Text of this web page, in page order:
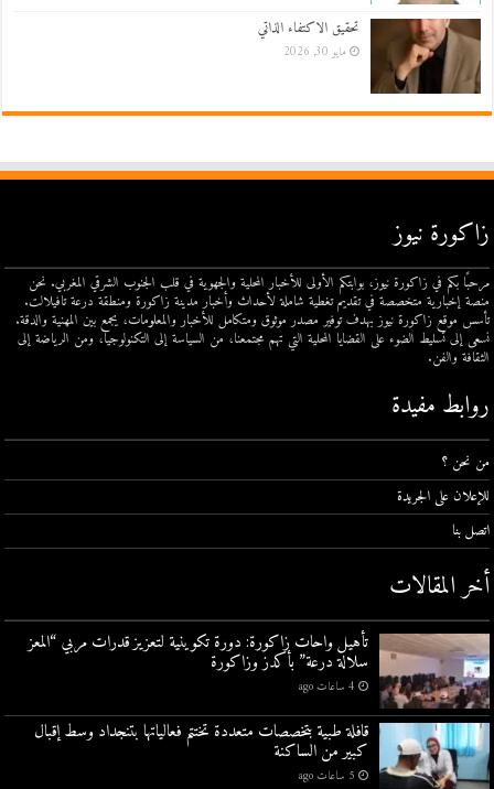
تحقيق الاكتفاء الذاتي
مايو 30, 2026
زاكورة نيوز
مرحبًا بكم في زاكورة نيوز، بوابتكم الأولى للأخبار المحلية والجهوية في قلب الجنوب الشرقي المغربي. نحن
منصة إخبارية متخصصة في تقديم تغطية شاملة لأحداث وأخبار مدينة زاكورة ومنطقة درعة تافيلالت.
تأسس موقع زاكورة نيوز بهدف توفير مصدر موثوق ومتكامل للأخبار والمعلومات، يجمع بين المهنية والدقة.
نسعى إلى تسليط الضوء على القضايا المحلية التي تهم مجتمعنا، من السياسة إلى التكنولوجيا، ومن الرياضة إلى
الثقافة والفن.
روابط مفيدة
من نحن ؟
للإعلان على الجريدة
اتصل بنا
أخر المقالات
تأهيل واحات زاكورة: دورة تكوينية لتعزيز قدرات مربي “المعز
سلالة درعة” بأكدز وزاكورة
4 ساعات ago
قافلة طبية بتخصصات متعددة تختتم فعالياتها بتنجداد وسط إقبال
كبير من الساكنة
5 ساعات ago